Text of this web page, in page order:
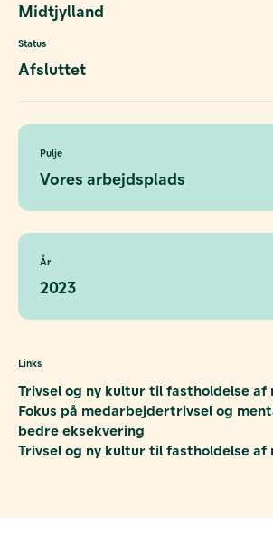
Midtjylland
Status
Afsluttet
Pulje
Vores arbejdsplads
År
2023
Links
Trivsel og ny kultur til fastholdelse af
Fokus på medarbejdertrivsel og
bedre eksekvering
Trivsel og ny kultur til fastholdelse af